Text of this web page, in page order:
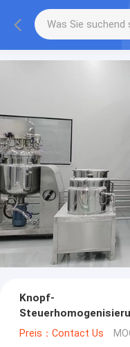
Knopf-
Ketschup-
Preis：Contact Us